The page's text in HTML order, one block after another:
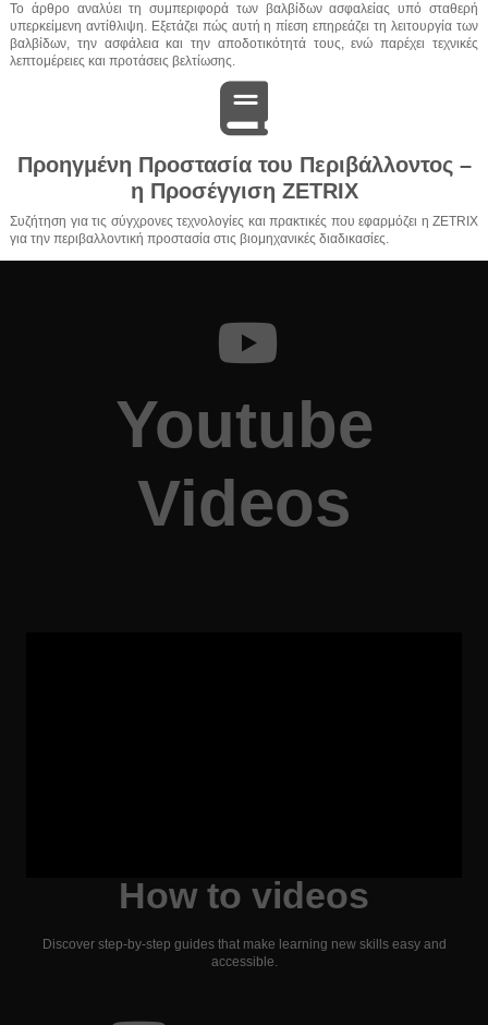
Το άρθρο αναλύει τη συμπεριφορά των βαλβίδων ασφαλείας υπό σταθερή
υπερκείμενη αντίθλιψη. Εξετάζει πώς αυτή η πίεση επηρεάζει τη λειτουργία των
βαλβίδων, την ασφάλεια και την αποδοτικότητά τους, ενώ παρέχει τεχνικές
λεπτομέρειες και προτάσεις βελτίωσης.
Προηγμένη Προστασία του Περιβάλλοντος –
η Προσέγγιση ZETRIX
Συζήτηση για τις σύγχρονες τεχνολογίες και πρακτικές που εφαρμόζει η ZETRIX
για την περιβαλλοντική προστασία στις βιομηχανικές διαδικασίες.
Youtube
Videos
How to videos
Discover step-by-step guides that make learning new skills easy and
accessible.